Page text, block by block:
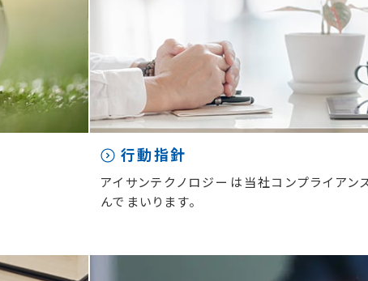
行動指針
アイサンテクノロジーは当社コンプライア
んでまいります。